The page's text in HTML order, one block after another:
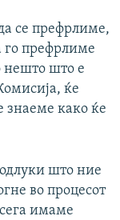
се префрлиме,
го префрлиме
нешто што е
ќе
како ќе
што ние
во процесот
имаме